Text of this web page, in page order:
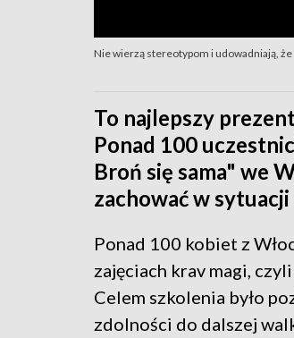
Nie wierzą stereotypom i udowadniają,
To najlepszy
Ponad 100
Broń się sama" we
zachować w
Ponad 100 kobiet z
zajęciach krav magi,
Celem szkolenia było
zdolności do dalszej